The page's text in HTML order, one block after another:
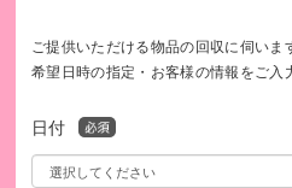
ご提供いただける物品の回収に伺いま
希望日時の指定・お客様の情報をご入
日付